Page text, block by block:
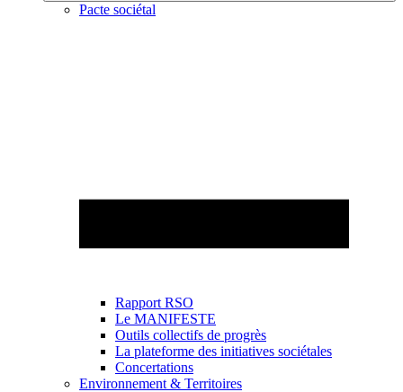
Pacte sociétal
Rapport RSO
Le MANIFESTE
Outils collectifs de progrès
La plateforme des initiatives sociétales
Concertations
Environnement & Territoires